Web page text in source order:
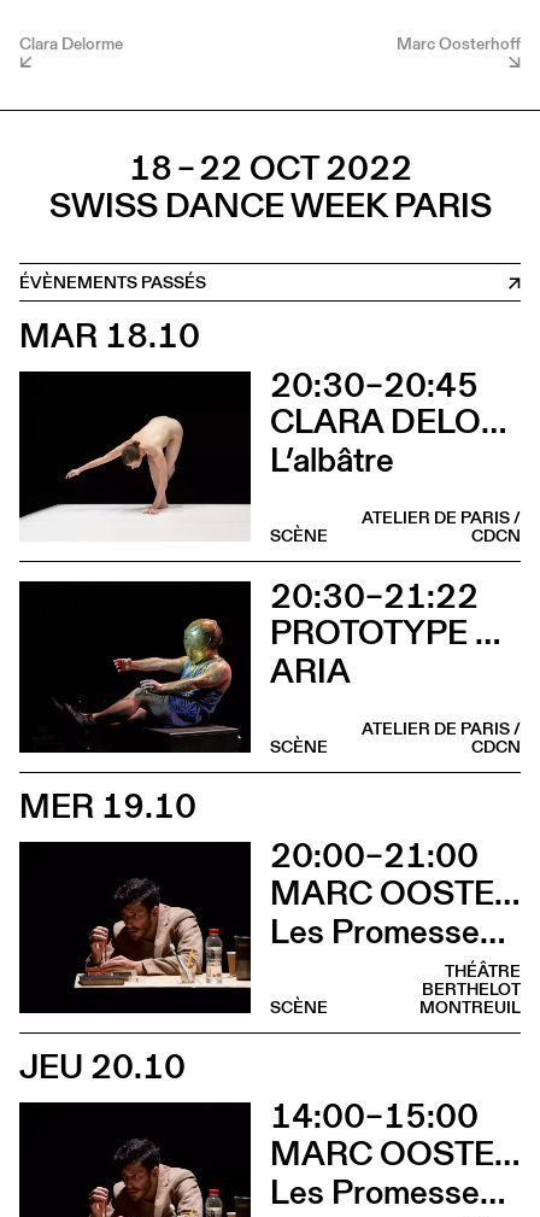
Clara Delorme Marc Oosterhoff
18 – 22 OCT 2022
SWISS DANCE WEEK PARIS
ÉVÈNEMENTS PASSÉS
MAR 18.10
20:30–20:45
CLARA DELORME
L’albâtre
ATELIER DE PARIS /
CDCN
SCÈNE
20:30–21:22
PROTOTYPE STATUS – CIE JASMINE MORAND
ARIA
ATELIER DE PARIS /
CDCN
SCÈNE
MER 19.10
20:00–21:00
MARC OOSTERHOFF
Les Promesses de l’incertitude
THÉÂTRE
BERTHELOT
MONTREUIL
SCÈNE
JEU 20.10
14:00–15:00
MARC OOSTERHOFF
Les Promesses de l’incertitude